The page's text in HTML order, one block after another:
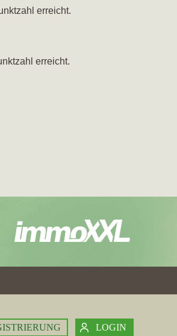
erreicht.
erreicht.
LOGIN